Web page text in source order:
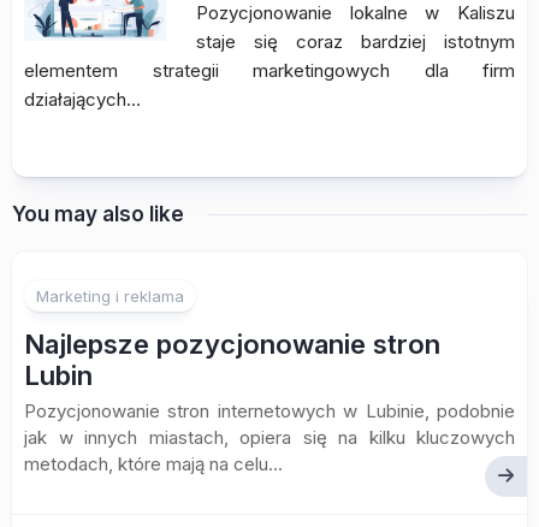
Pozycjonowanie lokalne w Kaliszu
staje się coraz bardziej istotnym
elementem strategii marketingowych dla firm
działających…
You may also like
Marketing i reklama
Najlepsze pozycjonowanie stron
Lubin
Pozycjonowanie stron internetowych w Lubinie, podobnie
jak w innych miastach, opiera się na kilku kluczowych
metodach, które mają na celu...